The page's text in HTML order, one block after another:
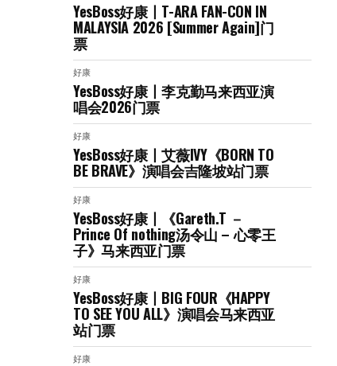
YesBoss好康丨T-ARA FAN-CON IN
MALAYSIA 2026 [Summer Again]门
票
好康
YesBoss好康丨李克勤马来西亚演
唱会2026门票
好康
YesBoss好康丨艾薇IVY《BORN TO
BE BRAVE》演唱会吉隆坡站门票
好康
YesBoss好康丨《Gareth.T －
Prince Of nothing汤令山 – 心零王
子》马来西亚门票
好康
YesBoss好康丨BIG FOUR《HAPPY
TO SEE YOU ALL》演唱会马来西亚
站门票
好康